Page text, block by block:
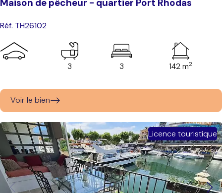
Maison de pêcheur - quartier Port Rhodas
Réf. TH26102
3 3 142 m2
Voir le bien
Licence touristique